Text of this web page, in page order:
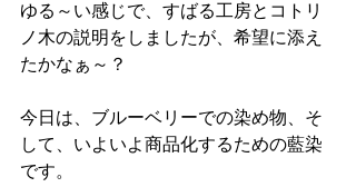
ゆる～い感じで、すばる工房とコトリ
ノ木の説明をしましたが、希望に添え
たかなぁ～？
今日は、ブルーベリーでの染め物、そ
して、いよいよ商品化するための藍染
です。